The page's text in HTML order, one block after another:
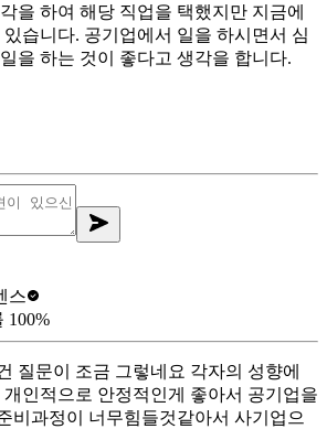
을 하여 해당 직업을 택했지만 지금에
습니다. 공기업에서 일을 하시면서 심
을 하는 것이 좋다고 생각을 합니다.
스
100%
질문이 조금 그렇네요 각자의 성향에
인적으로 안정적인게 좋아서 공기업을
비과정이 너무힘들것같아서 사기업으